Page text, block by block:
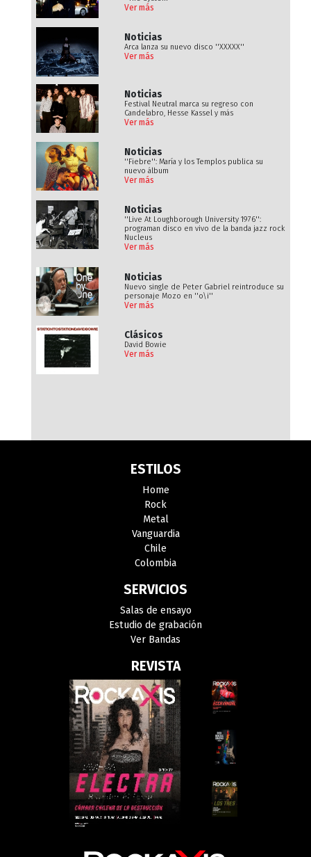
Ver más
Noticias
Arca lanza su nuevo disco ''XXXXX''
Ver más
Noticias
Festival Neutral marca su regreso con
Candelabro, Hesse Kassel y más
Ver más
Noticias
''Fiebre'': María y los Templos publica su
nuevo álbum
Ver más
Noticias
''Live At Loughborough University 1976'':
programan disco en vivo de la banda jazz rock
Nucleus
Ver más
Noticias
Nuevo single de Peter Gabriel reintroduce su
personaje Mozo en ''o\i''
Ver más
Clásicos
David Bowie
Ver más
ESTILOS
Home
Rock
Metal
Vanguardia
Chile
Colombia
SERVICIOS
Salas de ensayo
Estudio de grabación
Ver Bandas
REVISTA